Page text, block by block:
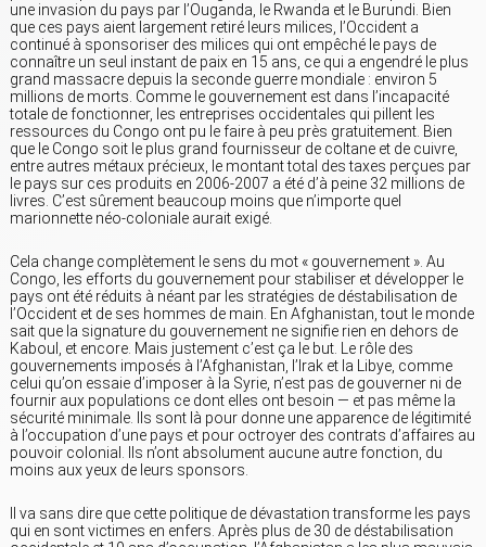
une invasion du pays par l’Ouganda, le Rwanda et le Burundi. Bien
que ces pays aient largement retiré leurs milices, l’Occident a
continué à sponsoriser des milices qui ont empêché le pays de
connaître un seul instant de paix en 15 ans, ce qui a engendré le plus
grand massacre depuis la seconde guerre mondiale : environ 5
millions de morts. Comme le gouvernement est dans l’incapacité
totale de fonctionner, les entreprises occidentales qui pillent les
ressources du Congo ont pu le faire à peu près gratuitement. Bien
que le Congo soit le plus grand fournisseur de coltane et de cuivre,
entre autres métaux précieux, le montant total des taxes perçues par
le pays sur ces produits en 2006-2007 a été d’à peine 32 millions de
livres. C’est sûrement beaucoup moins que n’importe quel
marionnette néo-coloniale aurait exigé.
Cela change complètement le sens du mot « gouvernement ». Au
Congo, les efforts du gouvernement pour stabiliser et développer le
pays ont été réduits à néant par les stratégies de déstabilisation de
l’Occident et de ses hommes de main. En Afghanistan, tout le monde
sait que la signature du gouvernement ne signifie rien en dehors de
Kaboul, et encore. Mais justement c’est ça le but. Le rôle des
gouvernements imposés à l’Afghanistan, l’Irak et la Libye, comme
celui qu’on essaie d’imposer à la Syrie, n’est pas de gouverner ni de
fournir aux populations ce dont elles ont besoin — et pas même la
sécurité minimale. Ils sont là pour donne une apparence de légitimité
à l’occupation d’une pays et pour octroyer des contrats d’affaires au
pouvoir colonial. Ils n’ont absolument aucune autre fonction, du
moins aux yeux de leurs sponsors.
Il va sans dire que cette politique de dévastation transforme les pays
qui en sont victimes en enfers. Après plus de 30 de déstabilisation